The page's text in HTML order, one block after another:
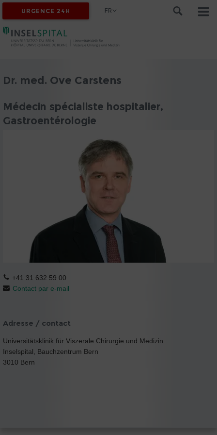
URGENCE 24H FR
Dr. med. Ove Carstens
Médecin spécialiste hospitalier,
Gastroentérologie
+41 31 632 59 00
Contact par e-mail
Adresse / contact
Universitätsklinik für Viszerale Chirurgie und Medizin
Inselspital, Bauchzentrum Bern
3010 Bern